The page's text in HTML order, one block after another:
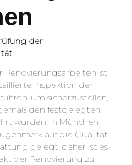
der
Renovierungsarbeiten ist
Inspektion der
um sicherzustellen,
den festgelegten
wurden. In München
auf die Qualität
gelegt, daher ist es
der Renovierung zu